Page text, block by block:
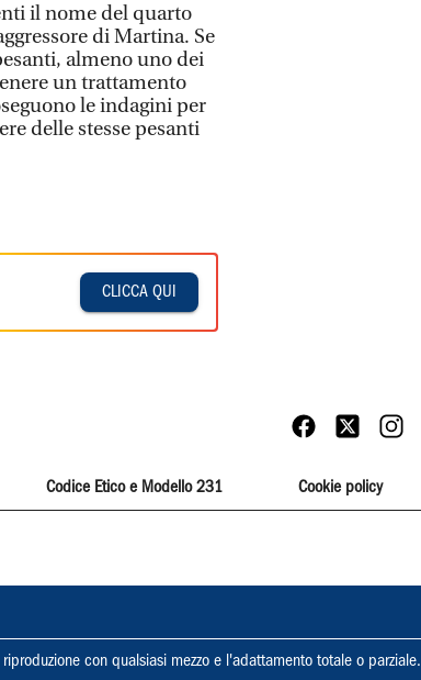
il nome del quarto
di Martina. Se
almeno uno dei
un trattamento
le indagini per
delle stesse pesanti
CLICCA QUI
Codice Etico e Modello 231 Cookie policy
con qualsiasi mezzo e l'adattamento totale o parziale.